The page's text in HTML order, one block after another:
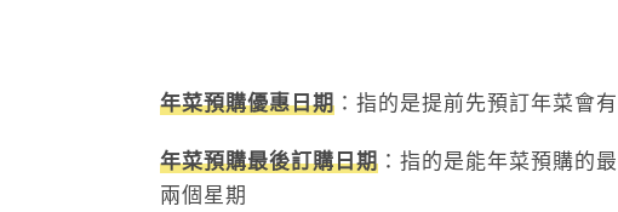
年菜預購優惠日期 ：指的是提前先預訂年菜會
年菜預購最後訂購日期 ：指的是能年菜預購的
兩個星期